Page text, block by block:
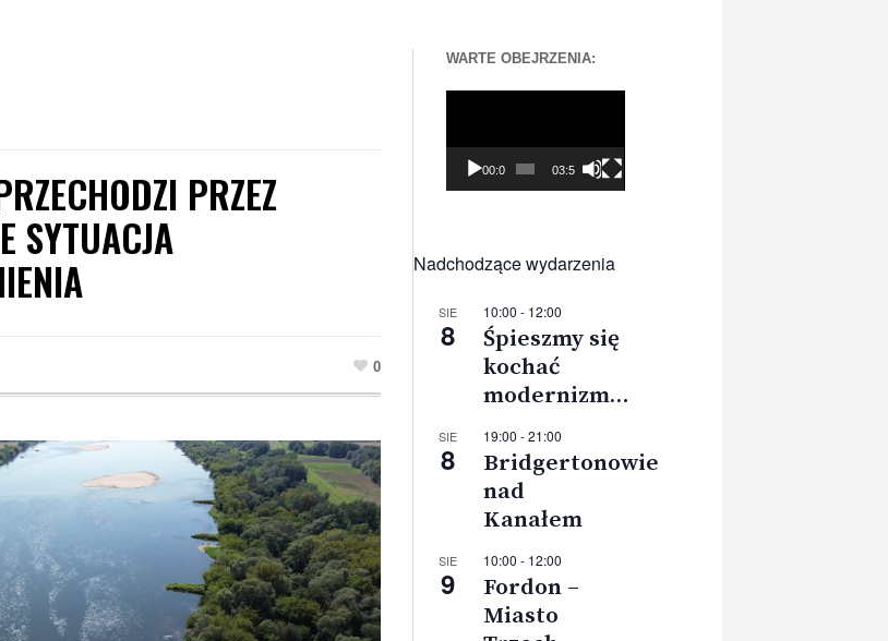
PRZEZ
SYTUACJA
0
WARTE OBEJRZENIA:
00:00 03:56
Nadchodzące wydarzenia
SIE
8
10:00 - 12:00
Śpieszmy się
kochać
modernizm…
SIE
8
19:00 -21:00
Bridgertonowie
nad
Kanałem
SIE
9
10:00 - 12:00
Fordon –
Miasto